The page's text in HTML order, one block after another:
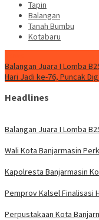
Tapin
Balangan
Tanah Bumbu
Kotabaru
Balangan Juara I Lomba
Hari Jadi ke-76, Puncak
Headlines
Balangan Juara I Lomba
Wali Kota Banjarmasin
Kapolresta Banjarmasin
Pemprov Kalsel Finalisasi
Perpustakaan Kota